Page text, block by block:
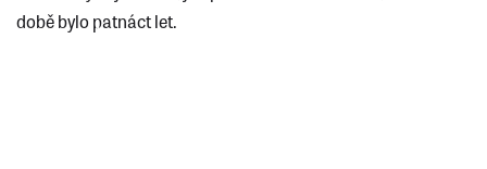
době bylo patnáct let.